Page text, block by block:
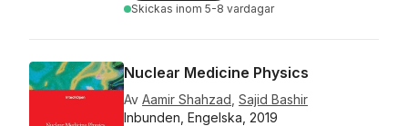
Skickas inom 5-8 vardagar
Nuclear Medicine Physics
Av Aamir Shahzad Sajid Bashir
Inbunden, Engelska, 2019